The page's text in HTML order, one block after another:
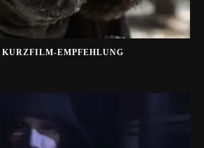
KURZFILM-EMPFEHLUNG